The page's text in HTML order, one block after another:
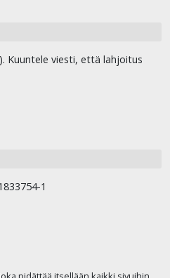
Kuuntele viesti, että lahjoitus
1